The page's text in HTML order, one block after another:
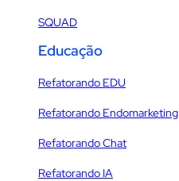
SQUAD
Educação
Refatorando EDU
Refatorando Endomarketing
Refatorando Chat
Refatorando IA